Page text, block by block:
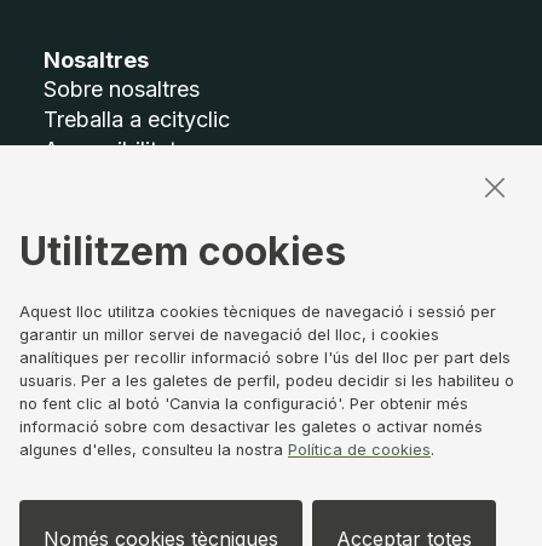
Nosaltres
Sobre nosaltres
Treballa a ecityclic
Accessibilitat
Termes legals
Política de privacitat
Política de Cookies
Canal de denúncies
Govern corporatiu
Utilitzem cookies
Aquest lloc utilitza cookies tècniques de navegació i sessió per
garantir un millor servei de navegació del lloc, i cookies
analítiques per recollir informació sobre l'ús del lloc per part dels
usuaris. Per a les galetes de perfil, podeu decidir si les habiliteu o
no fent clic al botó 'Canvia la configuració'. Per obtenir més
informació sobre com desactivar les galetes o activar només
algunes d'elles, consulteu la nostra Política de cookies.
Només cookies tècniques Acceptar totes